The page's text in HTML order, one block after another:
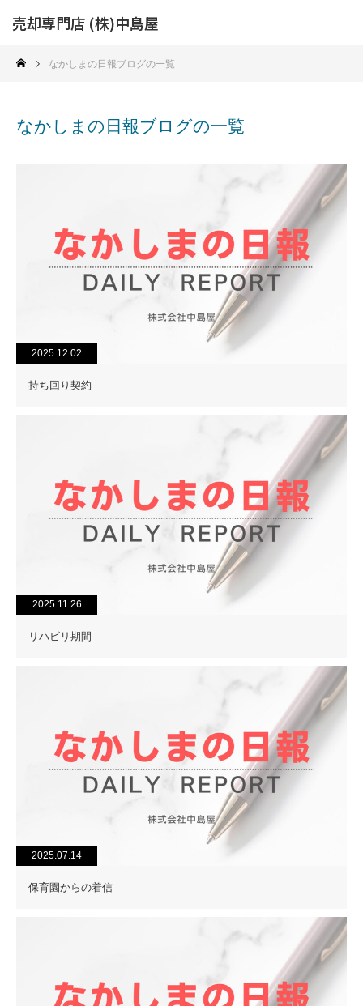
売却専門店 (株)中島屋
なかしまの日報ブログの一覧
なかしまの日報ブログの一覧
2025.12.02
持ち回り契約
2025.11.26
リハビリ期間
2025.07.14
保育園からの着信